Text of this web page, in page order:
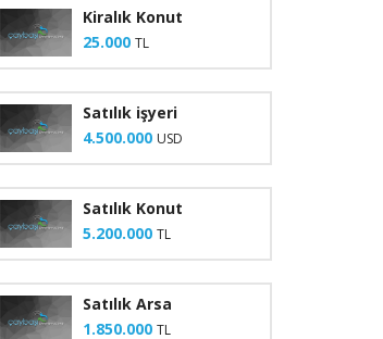
Kiralık Konut
25.000 TL
Satılık işyeri
4.500.000 USD
Satılık Konut
5.200.000 TL
Satılık Arsa
1.850.000 TL